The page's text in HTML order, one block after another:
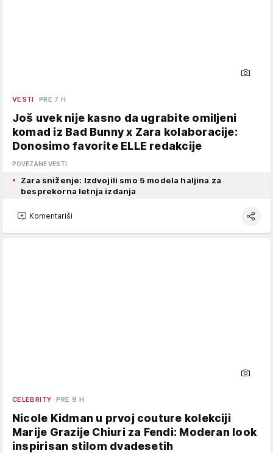
VESTI PRE 7 H
Još uvek nije kasno da ugrabite omiljeni
komad iz Bad Bunny x Zara kolaboracije:
Donosimo favorite ELLE redakcije
POVEZANE VESTI
Zara sniženje: Izdvojili smo 5 modela haljina za
besprekorna letnja izdanja
Komentariši
CELEBRITY PRE 9 H
Nicole Kidman u prvoj couture kolekciji
Marije Grazije Chiuri za Fendi: Moderan look
inspirisan stilom dvadesetih